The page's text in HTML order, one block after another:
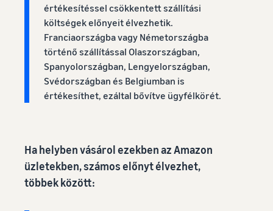
értékesítéssel csökkentett szállítási
költségek előnyeit élvezhetik.
Franciaországba vagy Németországba
történő szállítással Olaszországban,
Spanyolországban, Lengyelországban,
Svédországban és Belgiumban is
értékesíthet, ezáltal bővítve ügyfélkörét.
Ha helyben vásárol ezekben az Amazon
üzletekben, számos előnyt élvezhet,
többek között: